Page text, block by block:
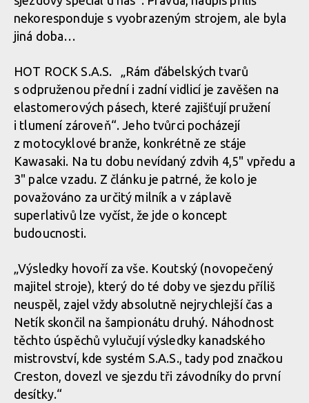
nekoresponduje s vyobrazeným strojem, ale byla
jiná doba…
HOT ROCK S.A.S. „Rám ďábelských tvarů
s odpruženou přední i zadní vidlicí je zavěšen na
elastomerových pásech, které zajišťují pružení
i tlumení zároveň“. Jeho tvůrci pocházejí
z motocyklové branže, konkrétně ze stáje
Kawasaki. Na tu dobu nevídaný zdvih 4,5" vpředu a
3" palce vzadu. Z článku je patrné, že kolo je
považováno za určitý milník a v záplavě
superlativů lze vyčíst, že jde o koncept
budoucnosti.
„Výsledky hovoří za vše. Koutský (novopečený
majitel stroje), který do té doby ve sjezdu příliš
neuspěl, zajel vždy absolutně nejrychlejší čas a
Netík skončil na šampionátu druhý. Náhodnost
těchto úspěchů vylučují výsledky kanadského
mistrovství, kde systém S.A.S., tady pod značkou
Creston, dovezl ve sjezdu tři závodníky do první
desítky.“